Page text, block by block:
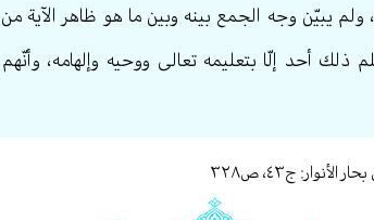
ولم يبيّن وجه الجمع بينه وبين ما هو ظاهر الآية
ذلك أحد إلّا بتعليمه تعالی ووحيه وإلهامه،
الأنوار: ج٤٣، ص٣٢٨